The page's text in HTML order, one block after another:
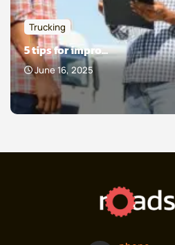
Trucking
5 tips for impro...
June 16, 2025